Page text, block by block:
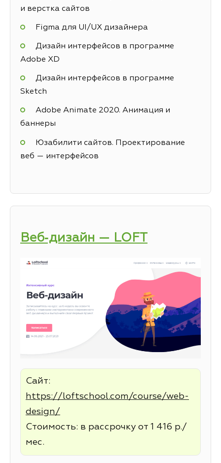
и верстка сайтов
Figma для UI/UX дизайнера
Дизайн интерфейсов в программе
Adobe XD
Дизайн интерфейсов в программе
Sketch
Adobe Animate 2020. Анимация и
баннеры
Юзабилити сайтов. Проектирование
веб — интерфейсов
Веб‑дизайн — LOFT
Сайт:
https://loftschool.com/course/web-
design/
Стоимость: в рассрочку от 1 416 р./
мес.